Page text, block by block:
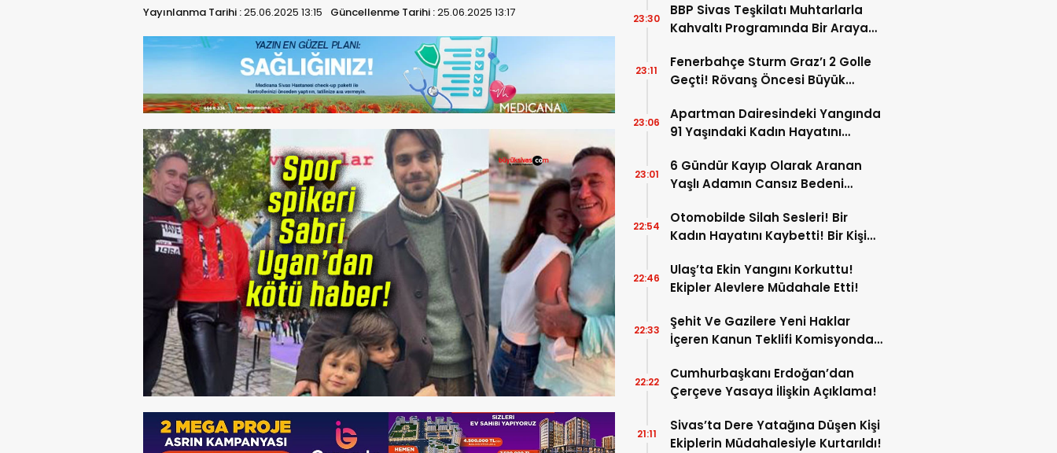
Yayınlanma Tarihi :25.06.2025 13:15 Güncellenme Tarihi :25.06.2025 13:17
BBP Sivas Teşkilatı Muhtarlarla
Kahvaltı Programında Bir Araya
23:30
Fenerbahçe Sturm Graz’ı 2 Golle
Geçti! Rövanş Öncesi Büyük
23:11
Apartman Dairesindeki Yangında
91 Yaşındaki Kadın Hayatını
23:06
6 Gündür Kayıp Olarak Aranan
Yaşlı Adamın Cansız Bedeni
23:01
Otomobilde Silah Sesleri! Bir
Kadın Hayatını Kaybetti! Bir Kişi
22:54
Ulaş’ta Ekin Yangını Korkuttu!
Ekipler Alevlere Müdahale Etti!
22:46
Şehit Ve Gazilere Yeni Haklar
İçeren Kanun Teklifi Komisyonda
22:33
Cumhurbaşkanı Erdoğan’dan
Çerçeve Yasaya İlişkin Açıklama!
22:22
Sivas’ta Dere Yatağına Düşen Kişi
Ekiplerin Müdahalesiyle Kurtarıldı!
21:11